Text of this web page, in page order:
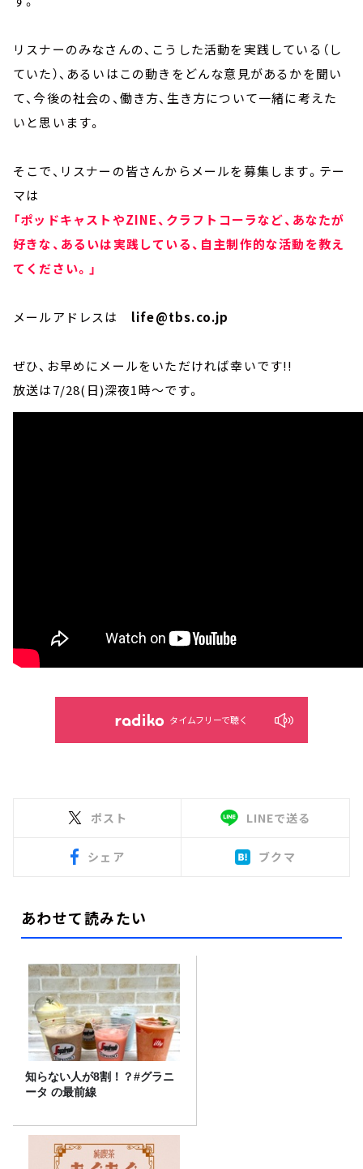
リスナーのみなさんの、こうした活動を実践している（し
ていた）、あるいはこの動きをどんな意見があるかを聞い
て、今後の社会の、働き方、生き方について一緒に考えた
いと思います。
そこで、リスナーの皆さんからメールを募集します。テー
マは
「ポッドキャストやZINE、クラフトコーラなど、あなたが
好きな、あるいは実践している、自主制作的な活動を教え
てください。」
メールアドレスは life@tbs.co.jp
ぜひ、お早めにメールをいただければ幸いです!!
放送は7/28(日)深夜1時～です。
タイムフリーで聴く
ポスト LINEで送る
シェア ブクマ
あわせて読みたい
知らない人が8割！？#グラニ
ータ の最前線